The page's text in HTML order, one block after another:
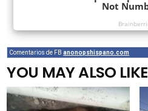
Comentarios de FBanonopshispano.com
YOU MAY ALSO LIKE